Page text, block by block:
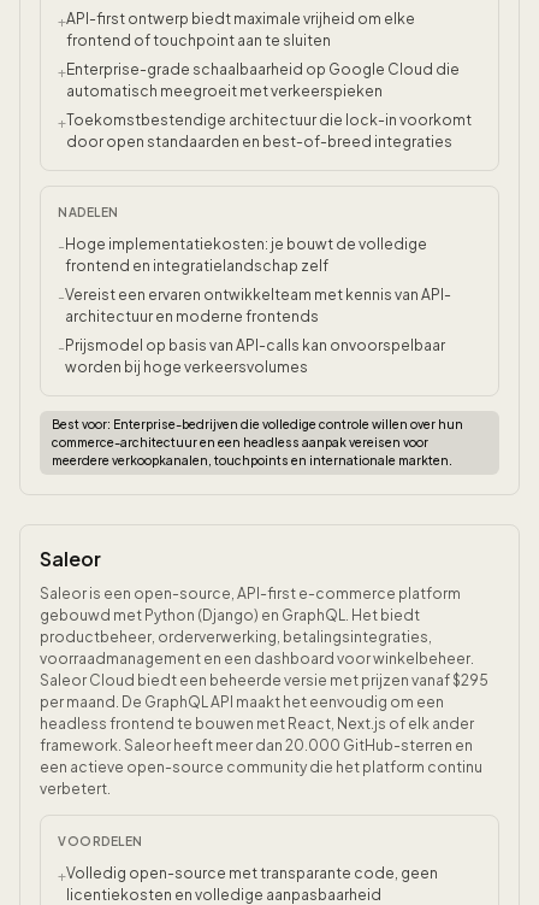
+API-first ontwerp biedt maximale vrijheid om elke
frontend of touchpoint aan te sluiten
+Enterprise-grade schaalbaarheid op Google Cloud die
automatisch meegroeit met verkeerspieken
+Toekomstbestendige architectuur die lock-in voorkomt
door open standaarden en best-of-breed integraties
NADELEN
- Hoge implementatiekosten: je bouwt de volledige
frontend en integratielandschap zelf
-Vereist een ervaren ontwikkelteam met kennis van API-
architectuur en moderne frontends
- Prijsmodel op basis van API-calls kan onvoorspelbaar
worden bij hoge verkeersvolumes
Best voor: Enterprise-bedrijven die volledige controle willen over hun
commerce-architectuur en een headless aanpak vereisen voor
meerdere verkoopkanalen, touchpoints en internationale markten.
Saleor
Saleor is een open-source, API-first e-commerce platform
gebouwd met Python (Django) en GraphQL. Het biedt
productbeheer, orderverwerking, betalingsintegraties,
voorraadmanagement en een dashboard voor winkelbeheer.
Saleor Cloud biedt een beheerde versie met prijzen vanaf $295
per maand. De GraphQL API maakt het eenvoudig om een
headless frontend te bouwen met React, Next.js of elk ander
framework. Saleor heeft meer dan 20.000 GitHub-sterren en
een actieve open-source community die het platform continu
verbetert.
VOORDELEN
+Volledig open-source met transparante code, geen
licentiekosten en volledige aanpasbaarheid